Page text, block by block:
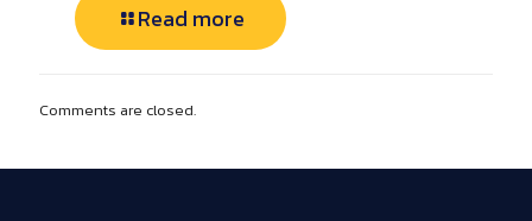
Read more
Comments are closed.